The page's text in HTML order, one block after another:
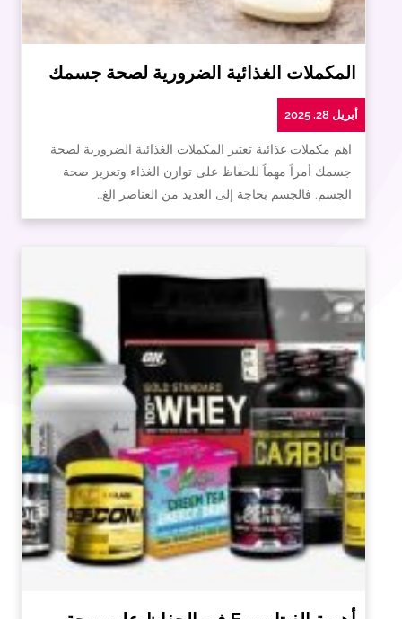
المكملات الغذائية الضرورية لصحة جسمك
أبريل 28, 2025
اهم مكملات غذائية تعتبر المكملات الغذائية الضرورية لصحة
جسمك أمراً مهماً للحفاظ على توازن الغذاء وتعزيز صحة
الجسم. فالجسم بحاجة إلى العديد من العناصر الغ…